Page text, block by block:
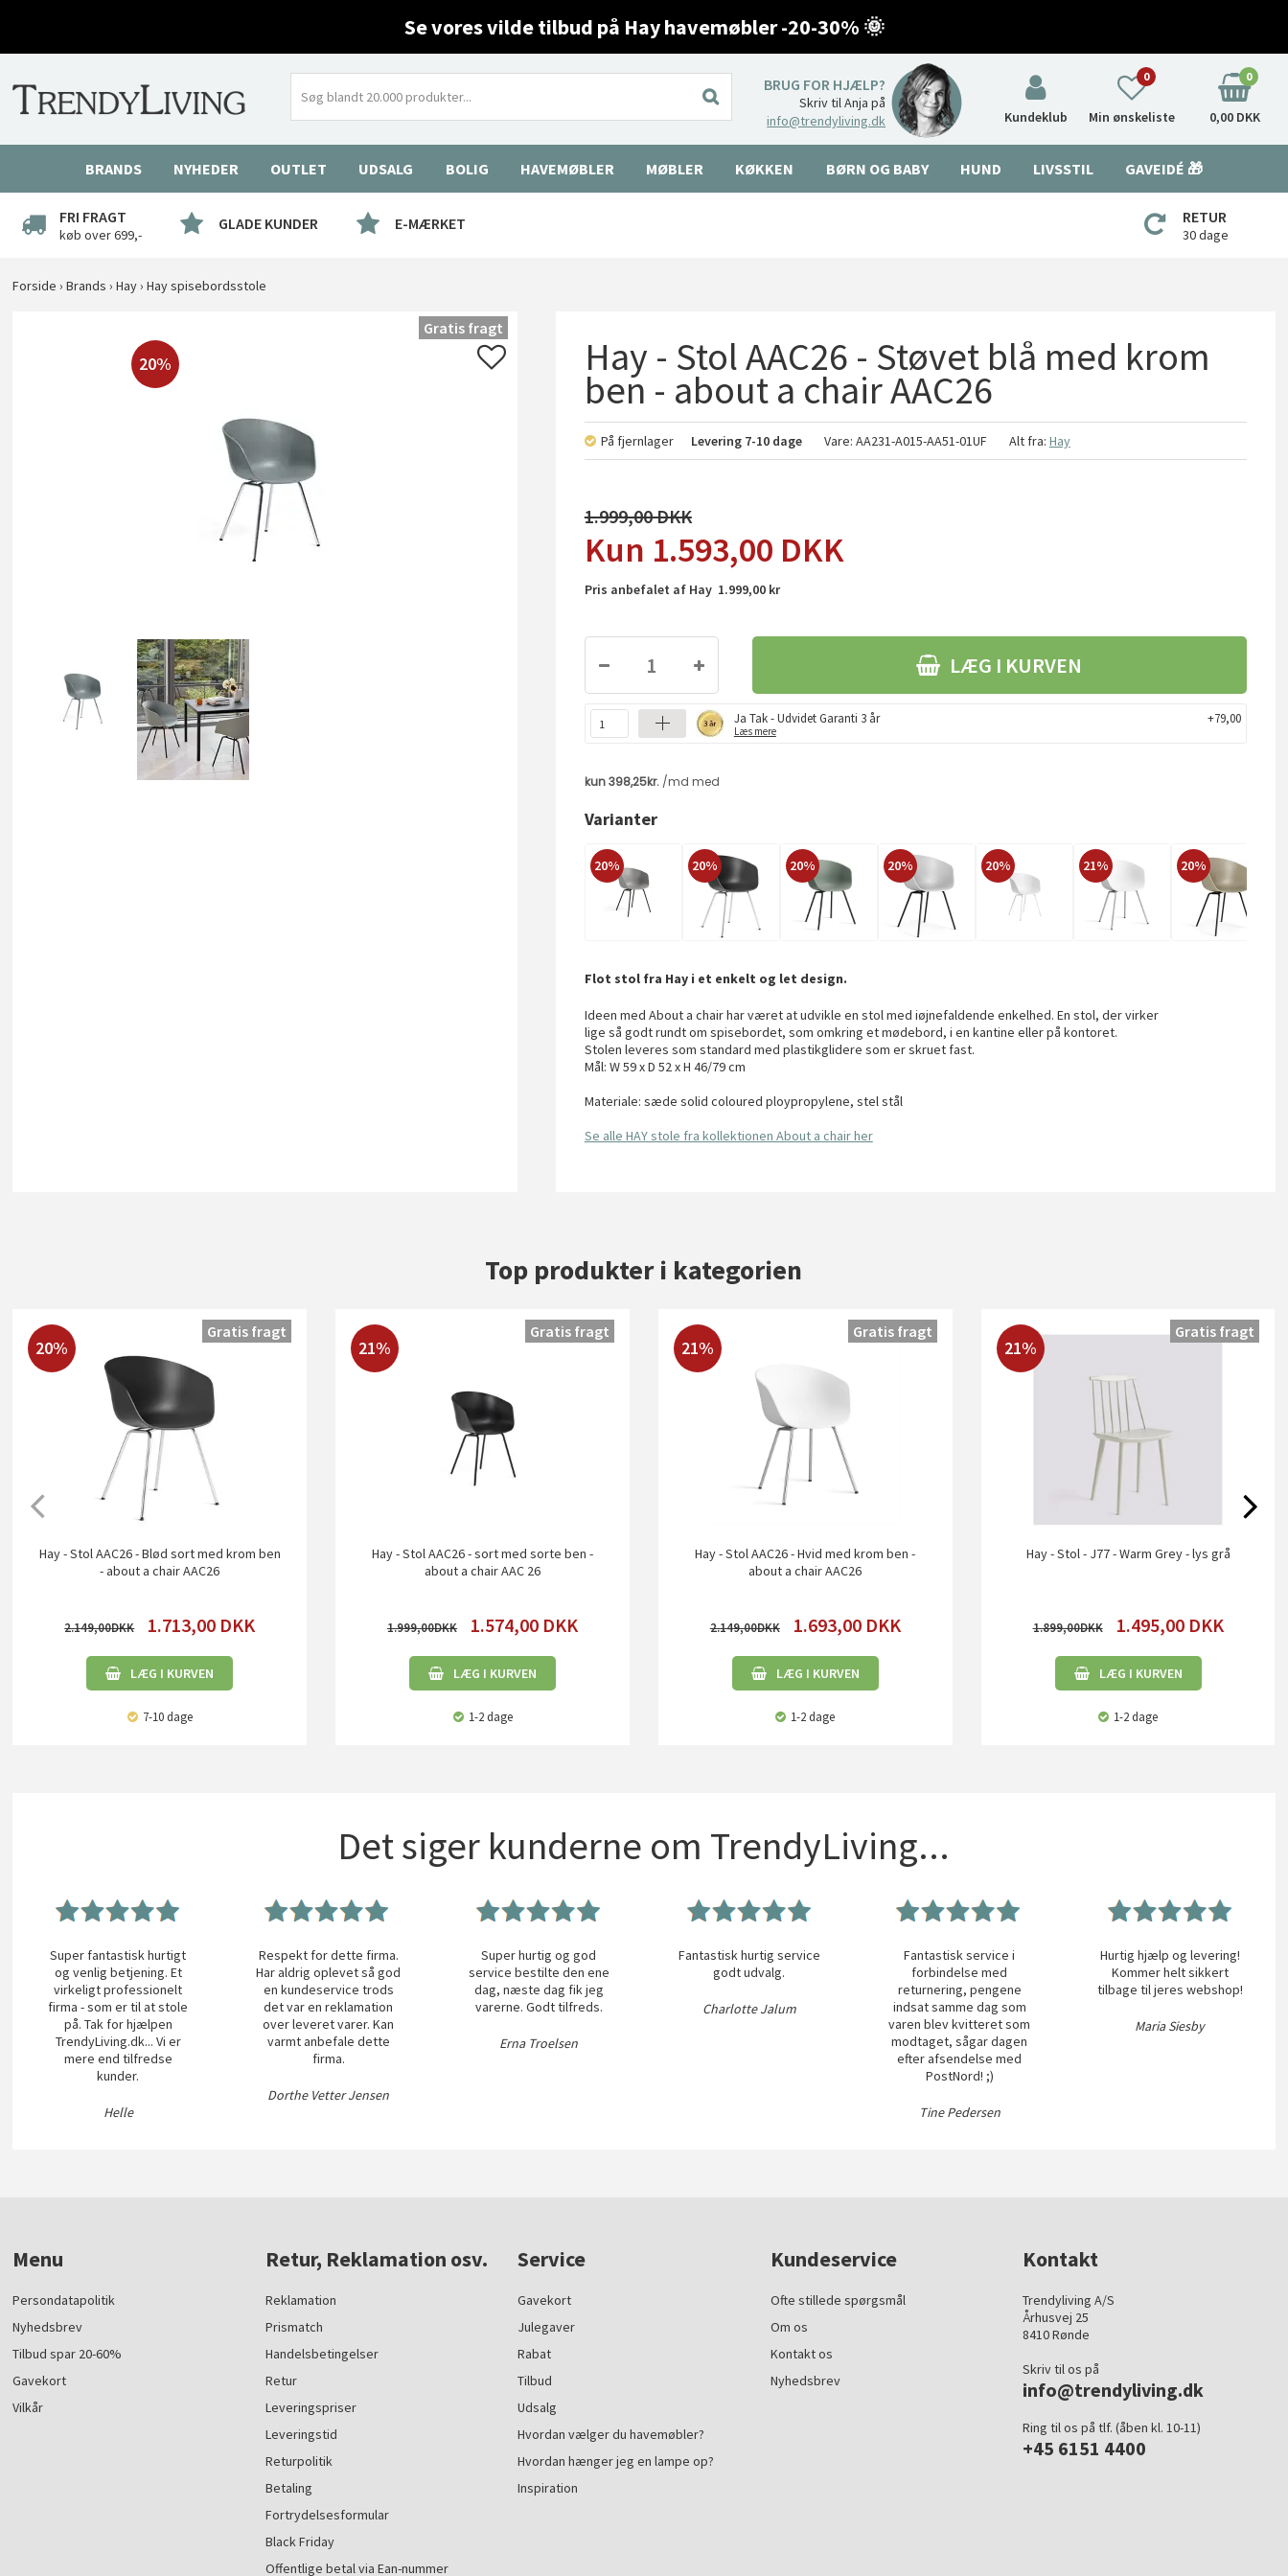
Se vores vilde tilbud på Hay havemøbler -20-30% 🌞
BRUG FOR HJÆLP?
Skriv til Anja på
info@trendyliving.dk
Kundeklub Min ønskeliste
0 0
0,00 DKK
BRANDS NYHEDER OUTLET UDSALG BOLIG HAVEMØBLER MØBLER KØKKEN BØRN OG BABY HUND LIVSSTIL GAVEIDÉ 🎁
FRI FRAGT
køb over 699,-
GLADE KUNDER E-MÆRKET RETUR
30 dage
Forside ›Brands ›Hay›Hay spisebordsstole
20%
Gratis fragt
Hay - Stol AAC26 - Støvet blå med krom
ben - about a chair AAC26
På fjernlager Levering 7-10 dage Vare: AA231-A015-AA51-01UF Alt fra: Hay
1.999,00
1.593,00 DKK
Pris anbefalet af Hay 1.999,00 kr
LÆG I KURVEN
Ja Tak - Udvidet Garanti 3 år
Læs mere
+79,00
Varianter
20% 20% 20% 20% 20% 21% 20%
Flot stol fra Hay i et enkelt og let design.
Ideen med About a chair har været at udvikle en stol med iøjnefaldende enkelhed. En stol, der virker
lige så godt rundt om spisebordet, som omkring et mødebord, i en kantine eller på kontoret.
Stolen leveres som standard med plastikglidere som er skruet fast.
Mål: W 59 x D 52 x H 46/79 cm
Materiale: sæde solid coloured ploypropylene, stel stål
Se alle HAY stole fra kollektionen About a chair her
Top produkter i kategorien
20%
Hay - Stol AAC26 - Blød sort med krom ben
- about a chair AAC26
2.149,00 1.713,00 DKK
LÆG I KURVEN
7-10 dage
Gratis fragt
21%
Hay - Stol AAC26 - sort med sorte ben -
about a chair AAC 26
1.999,00 1.574,00 DKK
LÆG I KURVEN
1-2 dage
Gratis fragt
21%
Hay - Stol AAC26 - Hvid med krom ben -
about a chair AAC26
2.149,00 1.693,00 DKK
LÆG I KURVEN
1-2 dage
Gratis fragt
21%
Hay - Stol - J77 - Warm Grey - lys grå
1.899,00 1.495,00 DKK
LÆG I KURVEN
1-2 dage
Gratis fragt
Det siger kunderne om TrendyLiving...
Super fantastisk hurtigt
og venlig betjening. Et
virkeligt professionelt
firma - som er til at stole
på. Tak for hjælpen
TrendyLiving.dk... Vi er
mere end tilfredse
kunder.
Helle
Respekt for dette firma.
Har aldrig oplevet så god
en kundeservice trods
det var en reklamation
over leveret varer. Kan
varmt anbefale dette
firma.
Dorthe Vetter Jensen
Super hurtig og god
service bestilte den ene
dag, næste dag fik jeg
varerne. Godt tilfreds.
Erna Troelsen
Fantastisk hurtig service
godt udvalg.
Charlotte Jalum
Fantastisk service i
forbindelse med
returnering, pengene
indsat samme dag som
varen blev kvitteret som
modtaget, sågar dagen
efter afsendelse med
PostNord! ;)
Tine Pedersen
Hurtig hjælp og levering!
Kommer helt sikkert
tilbage til jeres webshop!
Maria Siesby
Menu
Persondatapolitik
Nyhedsbrev
Tilbud spar 20-60%
Gavekort
Vilkår
Retur, Reklamation osv.
Reklamation
Prismatch
Handelsbetingelser
Retur
Leveringspriser
Leveringstid
Returpolitik
Betaling
Fortrydelsesformular
Black Friday
Offentlige betal via Ean-nummer
Service
Gavekort
Julegaver
Rabat
Tilbud
Udsalg
Hvordan vælger du havemøbler?
Hvordan hænger jeg en lampe op?
Inspiration
Kundeservice
Ofte stillede spørgsmål
Om os
Kontakt os
Nyhedsbrev
Kontakt
Trendyliving A/S
Århusvej 25
8410 Rønde
Skriv til os på
info@trendyliving.dk
Ring til os på tlf. (åben kl. 10-11)
+45 6151 4400